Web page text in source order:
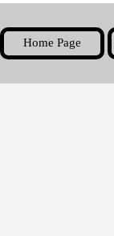
Home Page